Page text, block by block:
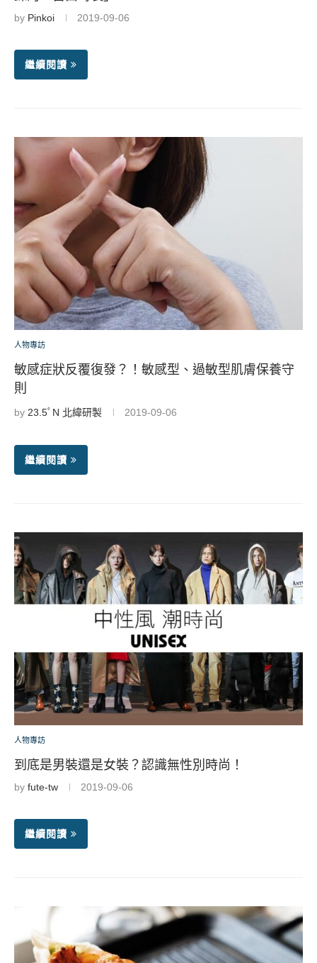
by Pinkoi 2019-09-06
繼續閱讀
人物專訪
敏感症狀反覆復發？！敏感型、過敏型肌膚保養守
則
by 23.5ﾟN 北緯研製 2019-09-06
繼續閱讀
人物專訪
到底是男裝還是女裝？認識無性別時尚！
by fute-tw 2019-09-06
繼續閱讀